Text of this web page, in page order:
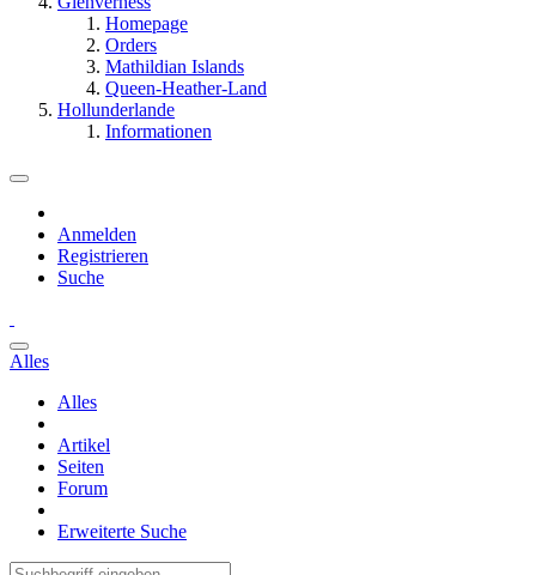
Homepage
Orders
Mathildian Islands
Queen-Heather-Land
Hollunderlande
Informationen
Anmelden
Registrieren
Suche
Alles
Alles
Artikel
Seiten
Forum
Erweiterte Suche